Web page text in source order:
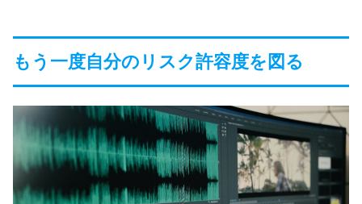
もう一度自分のリスク許容度を図る